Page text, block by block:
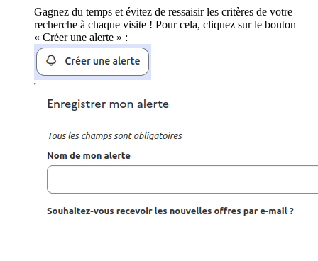
Gagnez du temps et évitez de ressaisir les critères de votre
recherche à chaque visite ! Pour cela, cliquez sur le bouton
« Créer une alerte » :